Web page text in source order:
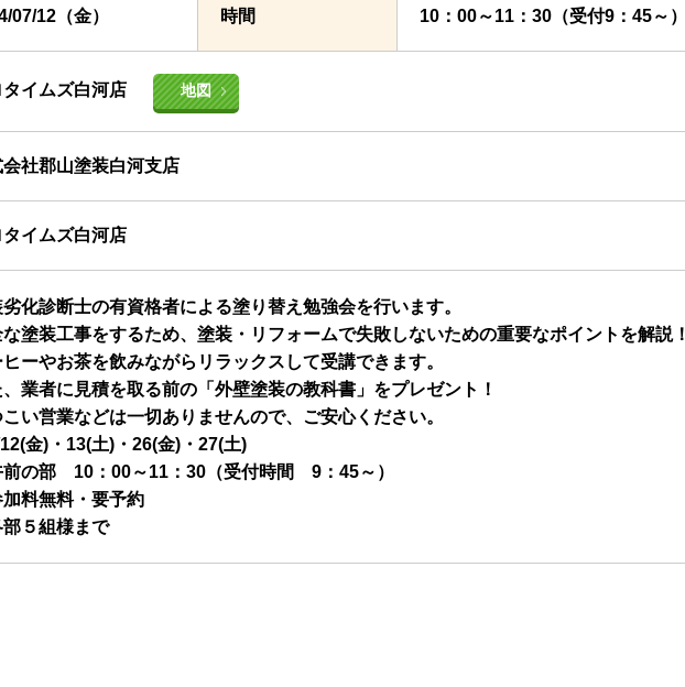
07/12（金） 時間 10：00～11：30（受付9：45～）
タイムズ白河店 地図
社郡山塗装白河支店
タイムズ白河店
化診断士の有資格者による塗り替え勉強会を行います。
塗装工事をするため、塗装・リフォームで失敗しないための重要なポイントを解説！
ヒーやお茶を飲みながらリラックスして受講できます。
、業者に見積を取る前の「外壁塗装の教科書」をプレゼント！
こい営業などは一切ありませんので、ご安心ください。
金)・13(土)・26(金)・27(土)
の部 10：00～11：30（受付時間 9：45～）
料無料・要予約
５組様まで